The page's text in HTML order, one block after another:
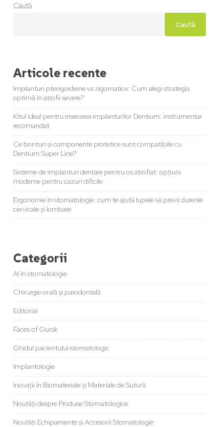
Caută
Caută
Articole recente
Implanturi pterigoidiene vs zigomatice: Cum alegi strategia
optimă în atrofii severe?
Kitul ideal pentru inserarea implanturilor Dentium: instrumentar
recomandat
Ce bonturi și componente protetice sunt compatibile cu
Dentium Super Line?
Sisteme de implanturi dentare pentru os atrofiat: opțiuni
moderne pentru cazuri dificile
Ergonomie în stomatologie: cum te ajută lupele să previi durerile
cervicale și lombare
Categorii
AI în stomatologie
Chirurgie orală și parodontală
Editorial
Faces of Gursk
Ghidul pacientului stomatologic
Implantologie
Inovații în Biomateriale și Materiale de Sutură
Noutăți despre Produse Stomatologice
Noutăți Echipamente și Accesorii Stomatologie